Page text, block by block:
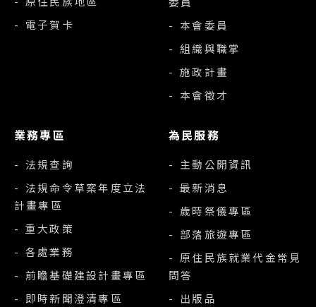
- 電子賀卡
- 本會委員
- 組織與職掌
- 施政計畫
- 本會徵才
業務專區
- 法規查詢
- 法規命令草案年度立法
計畫專區
- 重大政策
- 各處業務
- 前瞻基礎建設計畫專區
- 即時新聞澄清專區
為民服務
- 主動公開資訊
- 最新消息
- 歲時祭儀專區
- 部落旅遊專區
- 原住民族就業代金常見
問答
- 出版品